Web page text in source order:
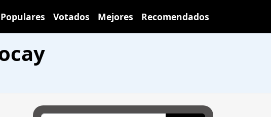
Populares Votados Mejores Recomendados